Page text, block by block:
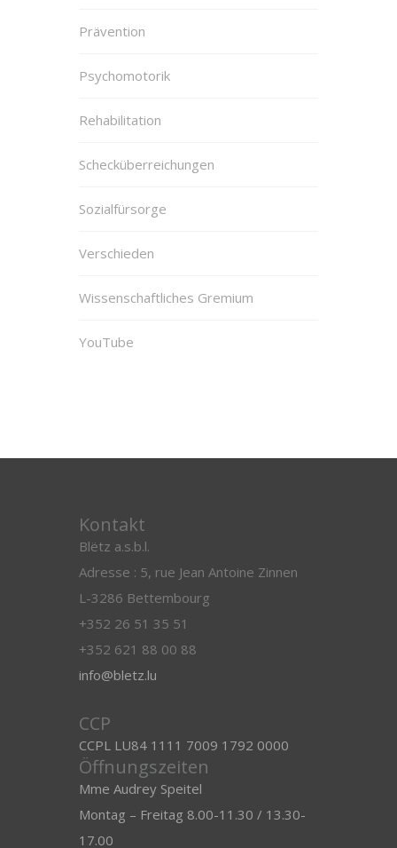
Prävention
Psychomotorik
Rehabilitation
Schecküberreichungen
Sozialfürsorge
Verschieden
Wissenschaftliches Gremium
YouTube
Kontakt
Blëtz a.s.b.l.
Adresse : 5, rue Jean Antoine Zinnen
L-3286 Bettembourg
+352 26 51 35 51
+352 621 88 00 88
info@bletz.lu
CCP
CCPL LU84 1111 7009 1792 0000
Öffnungszeiten
Mme Audrey Speitel
Montag – Freitag 8.00-11.30 / 13.30-
17.00